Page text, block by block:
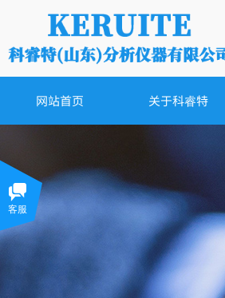
网站首页 关于科睿特
客服